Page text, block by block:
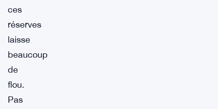
ces
réserves
laisse
beaucoup
de
flou.
Pas